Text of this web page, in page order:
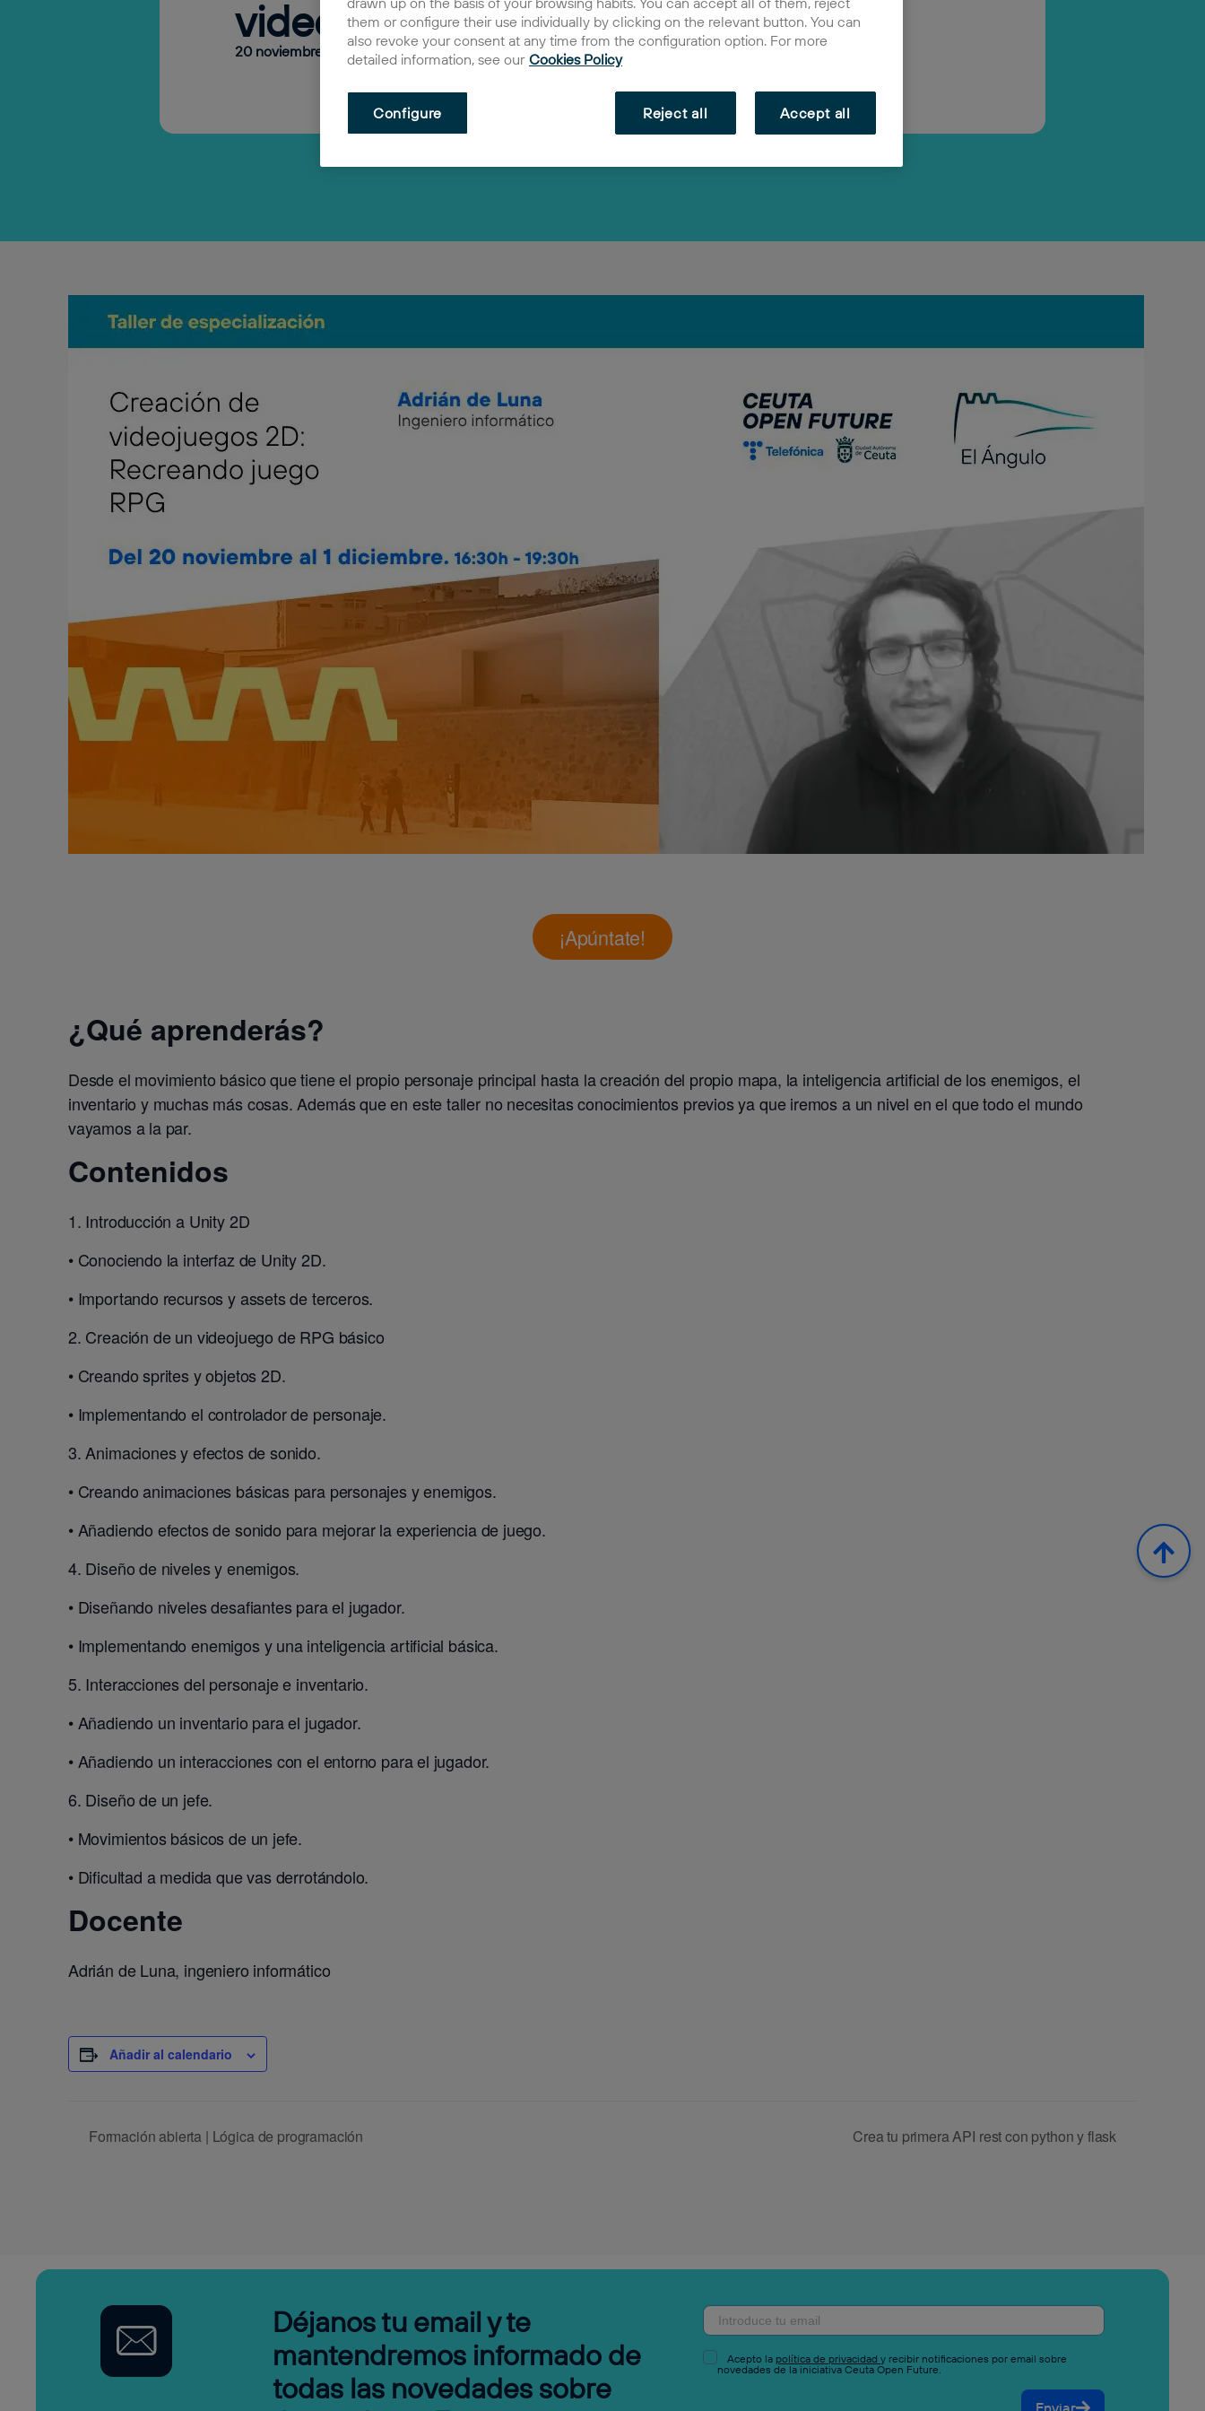
videojuegos 2D
20 noviembre 2023- 1 diciembre 2023
¡Apúntate!
¿Qué aprenderás?
Desde el movimiento básico que tiene el propio personaje principal hasta la creación del propio mapa, la inteligencia artificial de los enemigos, el
inventario y muchas más cosas. Además que en este taller no necesitas conocimientos previos ya que iremos a un nivel en el que todo el mundo
vayamos a la par.
Contenidos
1. Introducción a Unity 2D
• Conociendo la interfaz de Unity 2D.
• Importando recursos y assets de terceros.
2. Creación de un videojuego de RPG básico
• Creando sprites y objetos 2D.
• Implementando el controlador de personaje.
3. Animaciones y efectos de sonido.
• Creando animaciones básicas para personajes y enemigos.
• Añadiendo efectos de sonido para mejorar la experiencia de juego.
4. Diseño de niveles y enemigos.
• Diseñando niveles desafiantes para el jugador.
• Implementando enemigos y una inteligencia artificial básica.
5. Interacciones del personaje e inventario.
• Añadiendo un inventario para el jugador.
• Añadiendo un interacciones con el entorno para el jugador.
6. Diseño de un jefe.
• Movimientos básicos de un jefe.
• Dificultad a medida que vas derrotándolo.
Docente
Adrián de Luna, ingeniero informático
Añadir al calendario
Formación abierta | Lógica de programación Crea tu primera API rest con python y flask
Déjanos tu email y te
mantendremos informado de
todas las novedades sobre
Acepto la política de privacidad y recibir notificaciones por email sobre
novedades de la iniciativa Ceuta Open Future.
Enviar
them or configure their use individually by clicking on the relevant button. You can
also revoke your consent at any time from the configuration option. For more
detailed information, see our Cookies Policy
Reject all Accept all
Configure